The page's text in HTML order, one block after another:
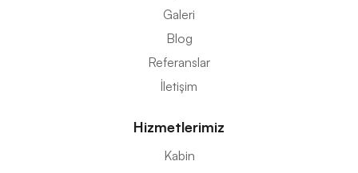
Galeri
Blog
Referanslar
İletişim
Hizmetlerimiz
Kabin